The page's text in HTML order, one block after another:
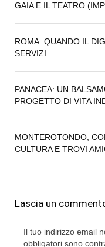
GAIA E IL TEATRO
ROMA. QUANDO IL
SERVIZI
PANACEA: UN
PROGETTO DI VITA
MONTEROTONDO,
CULTURA E TROVI
Lascia un
Il tuo indirizzo email
obbligatori sono